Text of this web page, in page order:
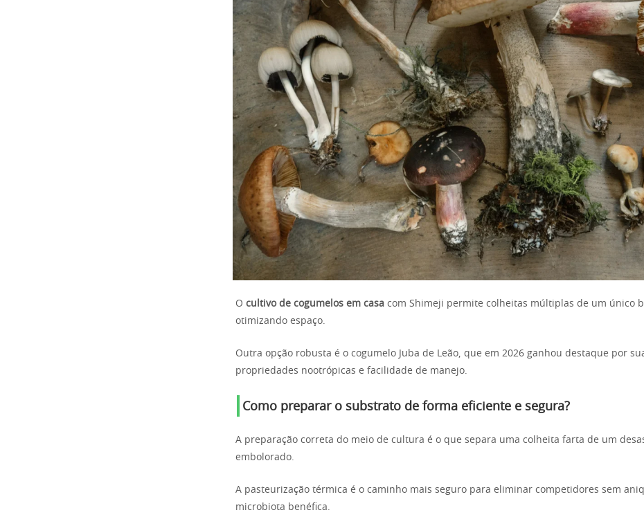
O cultivo de cogumelos em casa com Shimeji permite colheitas múltiplas de um único
otimizando espaço.
Outra opção robusta é o cogumelo Juba de Leão, que em 2026 ganhou destaque por
propriedades nootrópicas e facilidade de manejo.
Como preparar o substrato de forma eficiente e segura?
A preparação correta do meio de cultura é o que separa uma colheita farta de um
embolorado.
A pasteurização térmica é o caminho mais seguro para eliminar competidores sem
microbiota benéfica.